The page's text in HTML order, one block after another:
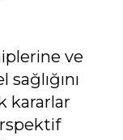
ve
kararlar